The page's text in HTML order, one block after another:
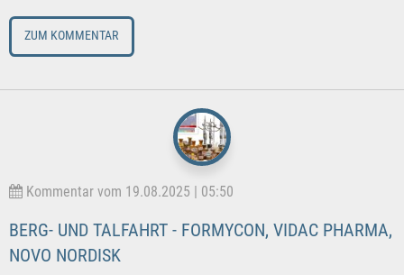
ZUM KOMMENTAR
Kommentar vom 19.08.2025 | 05:50
BERG- UND TALFAHRT - FORMYCON, VIDAC PHARMA,
NOVO NORDISK